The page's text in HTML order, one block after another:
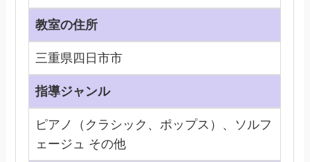
教室の住所
三重県四日市市
指導ジャンル
ピアノ（クラシック、ポップス）、ソルフ
ェージュ その他